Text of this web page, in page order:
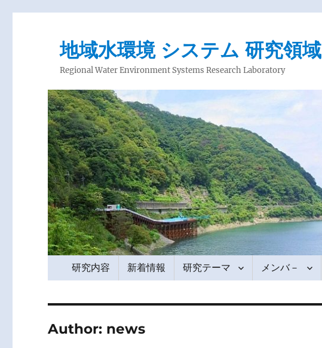
地域水環境 システム 研究領域
Regional Water Environment Systems Research Laboratory
研究内容 新着情報 研究テーマ メンバ－
Author: news